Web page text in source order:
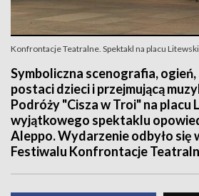
Konfrontacje Teatralne. Spektakl na placu
Symboliczna scenografia, ogień,
postaci dzieci i przejmującą
Podróży "Cisza w Troi" na placu
wyjątkowego spektaklu
Aleppo. Wydarzenie odbyło się
Festiwalu Konfrontacje